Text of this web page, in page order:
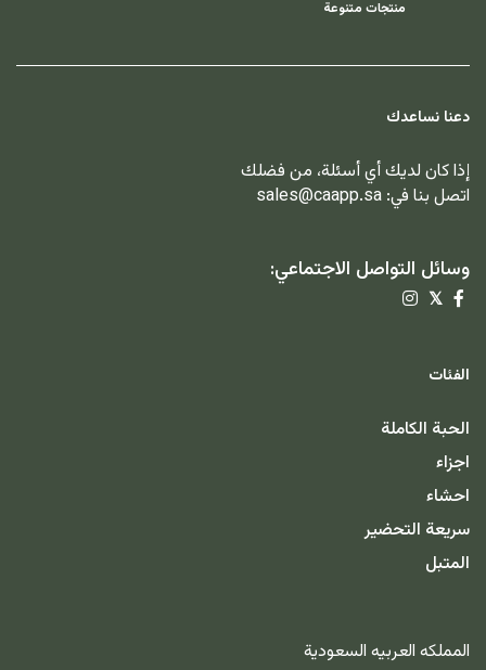
منتجات متنوعة
دعنا نساعدك
إذا كان لديك أي أسئلة، من فضلك
اتصل بنا في: sales@caapp.sa
وسائل التواصل الاجتماعي:
𝕏
الفئات
الحبة الكاملة
اجزاء
احشاء
سريعة التحضير
المتبل
المملكه العربيه السعودية